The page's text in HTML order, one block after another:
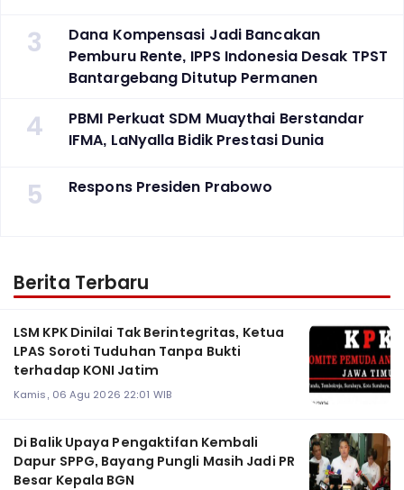
3
Dana Kompensasi Jadi Bancakan
Pemburu Rente, IPPS Indonesia Desak TPST
Bantargebang Ditutup Permanen
4
PBMI Perkuat SDM Muaythai Berstandar
IFMA, LaNyalla Bidik Prestasi Dunia
5 Respons Presiden Prabowo
Berita Terbaru
LSM KPK Dinilai Tak Berintegritas, Ketua
LPAS Soroti Tuduhan Tanpa Bukti
terhadap KONI Jatim
Kamis, 06 Agu 2026 22:01 WIB
Di Balik Upaya Pengaktifan Kembali
Dapur SPPG, Bayang Pungli Masih Jadi PR
Besar Kepala BGN